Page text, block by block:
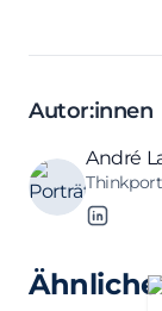
Autor:innen
André